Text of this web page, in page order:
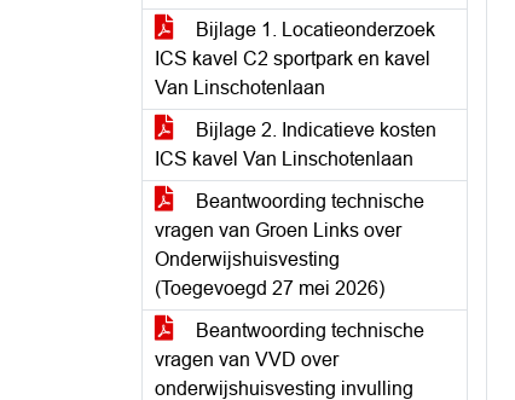
Bijlage 1. Locatieonderzoek
ICS kavel C2 sportpark en kavel
Van Linschotenlaan
Bijlage 2. Indicatieve kosten
ICS kavel Van Linschotenlaan
Beantwoording technische
vragen van Groen Links over
Onderwijshuisvesting
(Toegevoegd 27 mei 2026)
Beantwoording technische
vragen van VVD over
onderwijshuisvesting invulling